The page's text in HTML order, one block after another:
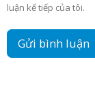
luận kế tiếp của tôi.